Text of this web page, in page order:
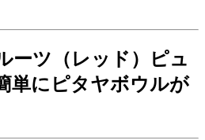
ーツ（レッド）ピュ
単にピタヤボウルが